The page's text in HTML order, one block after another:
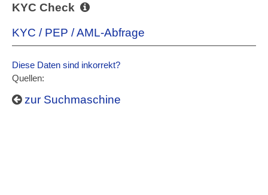
KYC Check
KYC / PEP / AML-Abfrage
Diese Daten sind inkorrekt?
Quellen:
zur Suchmaschine